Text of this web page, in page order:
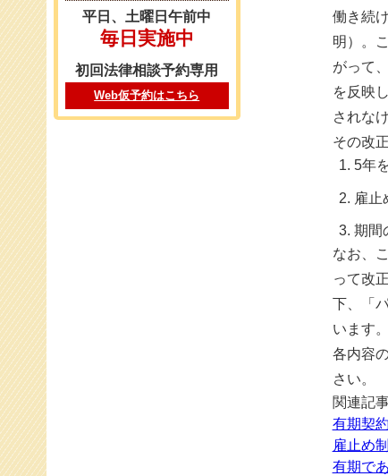
働き続
明）。
がって
を反映
されな
その改
5年
雇止
期間
なお、
って改
下、「
います。
各内容
さい。
関連記事
有期契
雇止め
有期で
平日、土曜日午前中
毎日実施中
初回法律相談予約専用
Web仮予約はこちら